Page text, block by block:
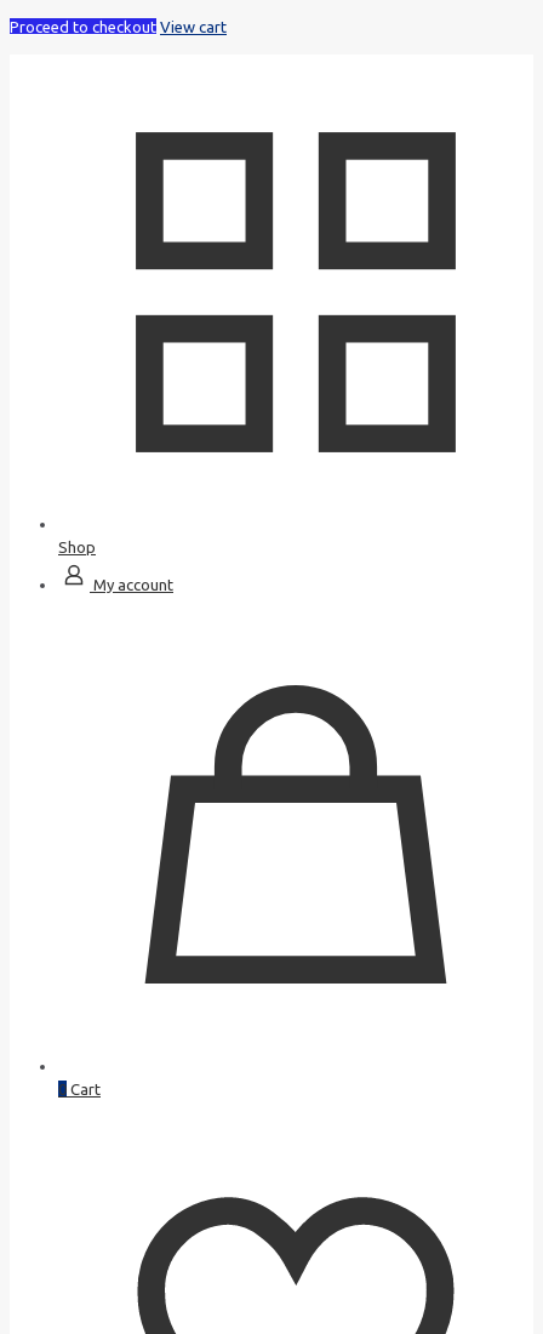
Proceed to checkout View cart
Shop
My account
0 Cart